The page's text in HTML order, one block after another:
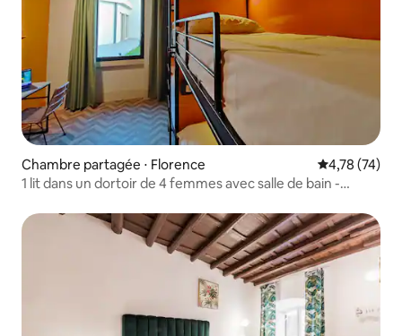
Chambre partagée ⋅ Florence Évaluation
4,78 (74)
1 lit dans un dortoir de 4 femmes avec salle de bain -